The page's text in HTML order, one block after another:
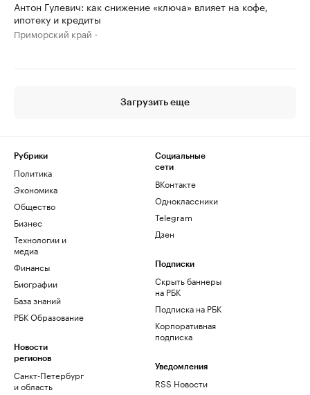
Антон Гулевич: как снижение «ключа» влияет на кофе,
ипотеку и кредиты
Приморский край
Загрузить еще
Рубрики
Политика
Экономика
Общество
Бизнес
Технологии и
медиа
Финансы
Биографии
База знаний
РБК Образование
Новости
регионов
Санкт-Петербург
и область
Социальные
сети
ВКонтакте
Одноклассники
Telegram
Дзен
Подписки
Скрыть баннеры
на РБК
Подписка на РБК
Корпоративная
подписка
Уведомления
RSS Новости